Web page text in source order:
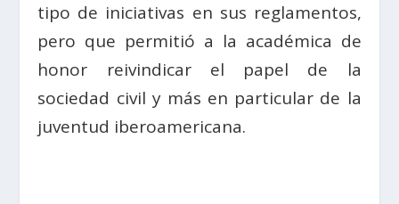
tipo de iniciativas en sus reglamentos,
pero que permitió a la académica de
honor reivindicar el papel de la
sociedad civil y más en particular de la
juventud iberoamericana.